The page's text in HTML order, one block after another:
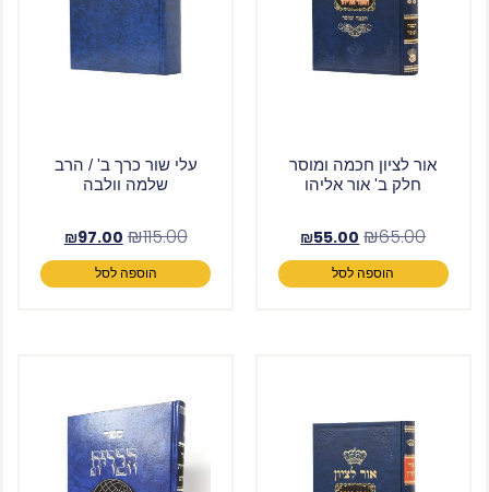
אור לציון חכמה ומוסר
חלק ב' אור אליהו
₪65.00
₪55.00
הוספה לסל
עלי שור כרך ב' / הרב
שלמה וולבה
₪115.00
₪97.00
הוספה לסל